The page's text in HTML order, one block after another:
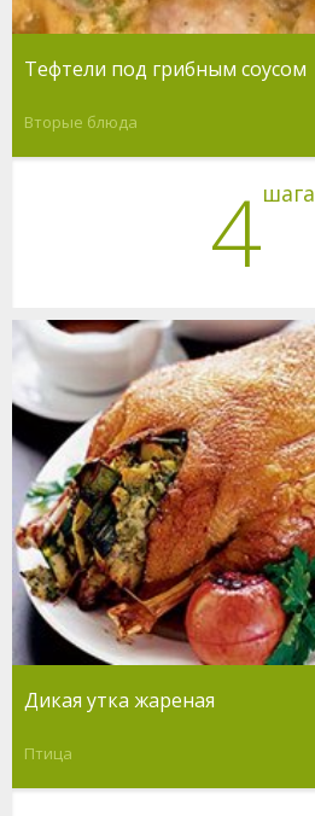
Тефтели под грибным соусом
Вторые блюда
4шага
Дикая утка жареная
Птица